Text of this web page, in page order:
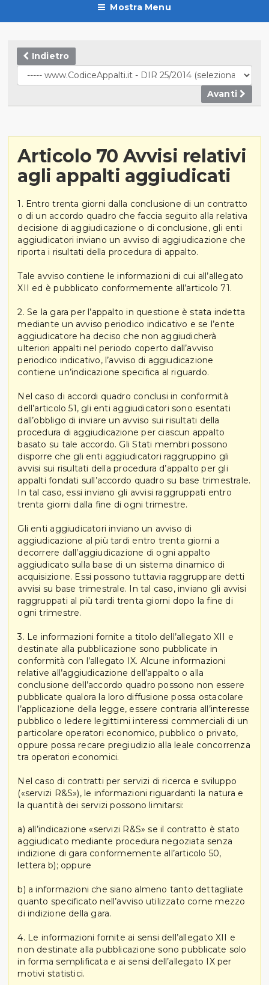
Mostra Menu
Indietro
Avanti
Articolo 70 Avvisi relativi
agli appalti aggiudicati
1. Entro trenta giorni dalla conclusione di un contratto
o di un accordo quadro che faccia seguito alla relativa
decisione di aggiudicazione o di conclusione, gli enti
aggiudicatori inviano un avviso di aggiudicazione che
riporta i risultati della procedura di appalto.
Tale avviso contiene le informazioni di cui all’allegato
XII ed è pubblicato conformemente all’articolo 71.
2. Se la gara per l’appalto in questione è stata indetta
mediante un avviso periodico indicativo e se l’ente
aggiudicatore ha deciso che non aggiudicherà
ulteriori appalti nel periodo coperto dall’avviso
periodico indicativo, l’avviso di aggiudicazione
contiene un’indicazione specifica al riguardo.
Nel caso di accordi quadro conclusi in conformità
dell’articolo 51, gli enti aggiudicatori sono esentati
dall’obbligo di inviare un avviso sui risultati della
procedura di aggiudicazione per ciascun appalto
basato su tale accordo. Gli Stati membri possono
disporre che gli enti aggiudicatori raggruppino gli
avvisi sui risultati della procedura d’appalto per gli
appalti fondati sull’accordo quadro su base trimestrale.
In tal caso, essi inviano gli avvisi raggruppati entro
trenta giorni dalla fine di ogni trimestre.
Gli enti aggiudicatori inviano un avviso di
aggiudicazione al più tardi entro trenta giorni a
decorrere dall’aggiudicazione di ogni appalto
aggiudicato sulla base di un sistema dinamico di
acquisizione. Essi possono tuttavia raggruppare detti
avvisi su base trimestrale. In tal caso, inviano gli avvisi
raggruppati al più tardi trenta giorni dopo la fine di
ogni trimestre.
3. Le informazioni fornite a titolo dell’allegato XII e
destinate alla pubblicazione sono pubblicate in
conformità con l’allegato IX. Alcune informazioni
relative all’aggiudicazione dell’appalto o alla
conclusione dell’accordo quadro possono non essere
pubblicate qualora la loro diffusione possa ostacolare
l’applicazione della legge, essere contraria all’interesse
pubblico o ledere legittimi interessi commerciali di un
particolare operatori economico, pubblico o privato,
oppure possa recare pregiudizio alla leale concorrenza
tra operatori economici.
Nel caso di contratti per servizi di ricerca e sviluppo
(«servizi R&S»), le informazioni riguardanti la natura e
la quantità dei servizi possono limitarsi:
a) all’indicazione «servizi R&S» se il contratto è stato
aggiudicato mediante procedura negoziata senza
indizione di gara conformemente all’articolo 50,
lettera b); oppure
b) a informazioni che siano almeno tanto dettagliate
quanto specificato nell’avviso utilizzato come mezzo
di indizione della gara.
4. Le informazioni fornite ai sensi dell’allegato XII e
non destinate alla pubblicazione sono pubblicate solo
in forma semplificata e ai sensi dell’allegato IX per
motivi statistici.